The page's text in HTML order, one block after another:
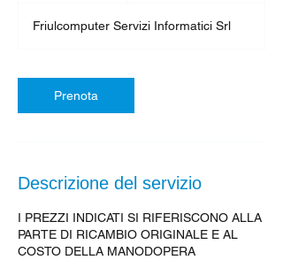
Friulcomputer Servizi Informatici Srl
Prenota
Descrizione del servizio
I PREZZI INDICATI SI RIFERISCONO ALLA
PARTE DI RICAMBIO ORIGINALE E AL
COSTO DELLA MANODOPERA